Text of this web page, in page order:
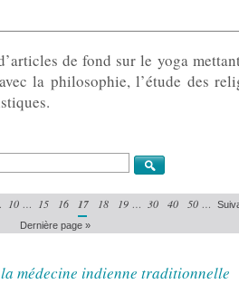
de fond sur le yoga
la philosophie, l’étude des
10 … 15 16 17 18 19 … 30 40 50 …
Dernière page »
médecine indienne traditionnelle